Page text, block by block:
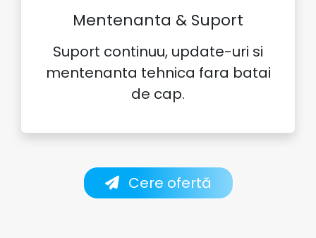
Mentenanta & Suport
Suport continuu, update-uri si
mentenanta tehnica fara batai
de cap.
Cere ofertă